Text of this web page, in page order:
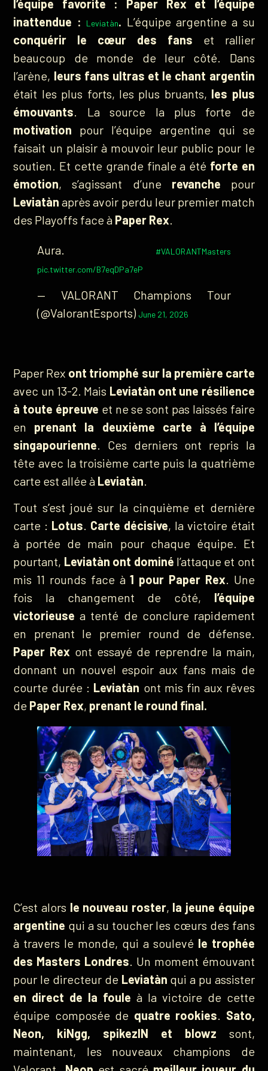
l’équipe favorite : Paper Rex et l’équipe
inattendue :
Leviatàn. L’équipe argentine a su
conquérir le cœur des fans et rallier
beaucoup de monde de leur côté. Dans
l’arène, leurs fans ultras et le chant argentin
était les plus forts, les plus bruants, les plus
émouvants. La source la plus forte de
motivation pour l’équipe argentine qui se
faisait un plaisir à mouvoir leur public pour le
soutien. Et cette grande finale a été forte en
émotion, s’agissant d’une revanche pour
Leviatàn après avoir perdu leur premier match
des Playoffs face à Paper Rex.
Aura.
#VALORANTMasters
pic.twitter.com/B7eqDPa7eP
— VALORANT Champions Tour
(@ValorantEsports) June 21, 2026
Paper Rex ont triomphé sur la première carte
avec un 13-2. Mais Leviatàn ont une résilience
à toute épreuve et ne se sont pas laissés faire
en prenant la deuxième carte à l’équipe
singapourienne . Ces derniers ont repris la
tête avec la troisième carte puis la quatrième
carte est allée à Leviatàn
Tout s’est joué sur la cinquième et dernière
carte : Lotus. Carte décisive, la victoire était
à portée de main pour chaque équipe. Et
pourtant, Leviatàn ont dominé l’attaque et ont
mis 11 rounds face à1 pour Paper Rex. Une
fois la changement de côté, l’équipe
victorieusea tenté de conclure rapidement
en prenant le premier round de défense.
Paper Rex ont essayé de reprendre la main,
donnant un nouvel espoir aux fans mais de
courte durée : Leviatàn ont mis fin aux rêves
de Paper Rex, prenant le round final.
C’est alors le nouveau roster, la jeune équipe
argentine qui a su toucher les cœurs des fans
à travers le monde, qui a soulevé le trophée
des Masters Londres. Un moment émouvant
pour le directeur de Leviatàn qui a pu assister
en direct de la foule à la victoire de cette
équipe composée de quatre rookies. Sato,
Neon, kiNgg, spikezIN et blowz sont,
maintenant, les nouveaux champions de